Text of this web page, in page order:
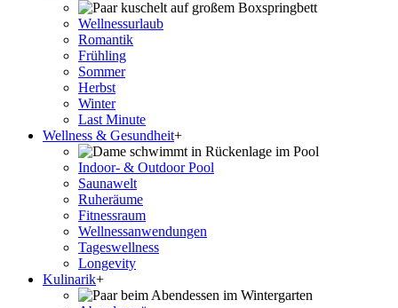
Wellnessurlaub
Romantik
Frühling
Sommer
Herbst
Winter
Last Minute
Wellness & Gesundheit+
Indoor- & Outdoor Pool
Saunawelt
Ruheräume
Fitnessraum
Wellness­anwendungen
Tageswellness
Longevity
Kulinarik+